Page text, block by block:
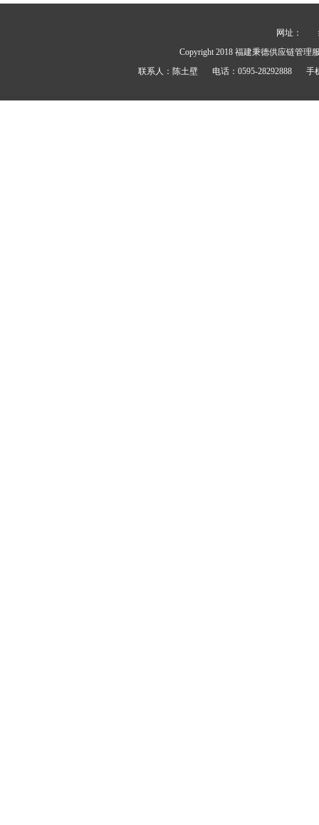
网址：
Copyright 2018 福建秉德供应链管理
联系人： 陈土壁 电话：0595-28292888 手